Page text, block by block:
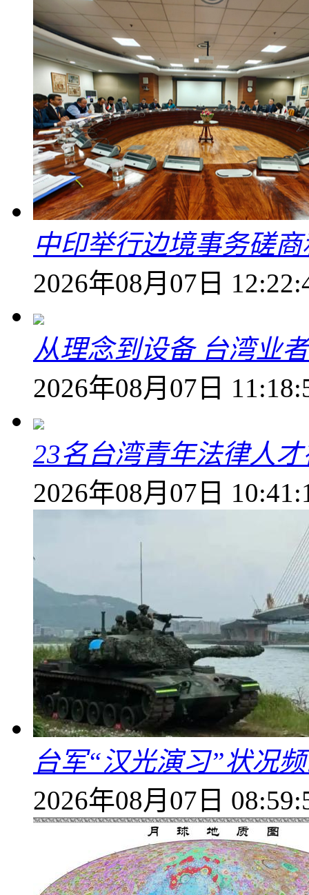
中印举行边境事务磋
2026年08月07日
从理念到设备 台湾业
2026年08月07日
23名台湾青年法律人
2026年08月07日
台军“汉光演习”状况
2026年08月07日